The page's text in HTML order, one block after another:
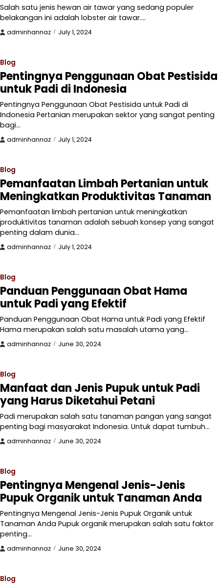
Salah satu jenis hewan air tawar yang sedang populer
belakangan ini adalah lobster air tawar.…
adminhannaz July 1, 2024
Blog
Pentingnya Penggunaan Obat Pestisida
untuk Padi di Indonesia
Pentingnya Penggunaan Obat Pestisida untuk Padi di
Indonesia Pertanian merupakan sektor yang sangat penting
bagi…
adminhannaz July 1, 2024
Blog
Pemanfaatan Limbah Pertanian untuk
Meningkatkan Produktivitas Tanaman
Pemanfaatan limbah pertanian untuk meningkatkan
produktivitas tanaman adalah sebuah konsep yang sangat
penting dalam dunia…
adminhannaz July 1, 2024
Blog
Panduan Penggunaan Obat Hama
untuk Padi yang Efektif
Panduan Penggunaan Obat Hama untuk Padi yang Efektif
Hama merupakan salah satu masalah utama yang…
adminhannaz June 30, 2024
Blog
Manfaat dan Jenis Pupuk untuk Padi
yang Harus Diketahui Petani
Padi merupakan salah satu tanaman pangan yang sangat
penting bagi masyarakat Indonesia. Untuk dapat tumbuh…
adminhannaz June 30, 2024
Blog
Pentingnya Mengenal Jenis-Jenis
Pupuk Organik untuk Tanaman Anda
Pentingnya Mengenal Jenis-Jenis Pupuk Organik untuk
Tanaman Anda Pupuk organik merupakan salah satu faktor
penting…
adminhannaz June 30, 2024
Blog